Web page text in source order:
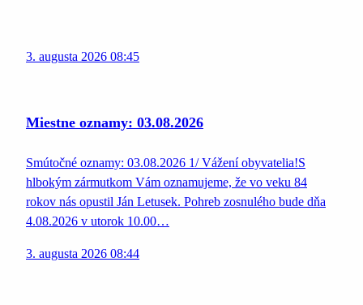
3. augusta 2026 08:45
Miestne oznamy: 03.08.2026
Smútočné oznamy: 03.08.2026 1/ Vážení obyvatelia!S
hlbokým zármutkom Vám oznamujeme, že vo veku 84
rokov nás opustil Ján Letusek. Pohreb zosnulého bude dňa
4.08.2026 v utorok 10.00…
3. augusta 2026 08:44